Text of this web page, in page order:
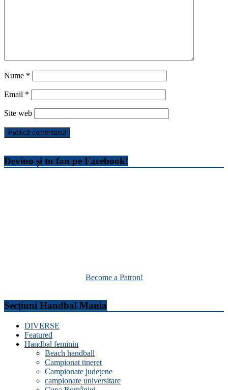
Nume *
Email *
Site web
Devino și tu fan pe Facebook!
Become a Patron!
Secțiuni Handbal Mania
DIVERSE
Featured
Handbal feminin
Beach handball
Campionat tineret
Campionate județene
campionate universitare